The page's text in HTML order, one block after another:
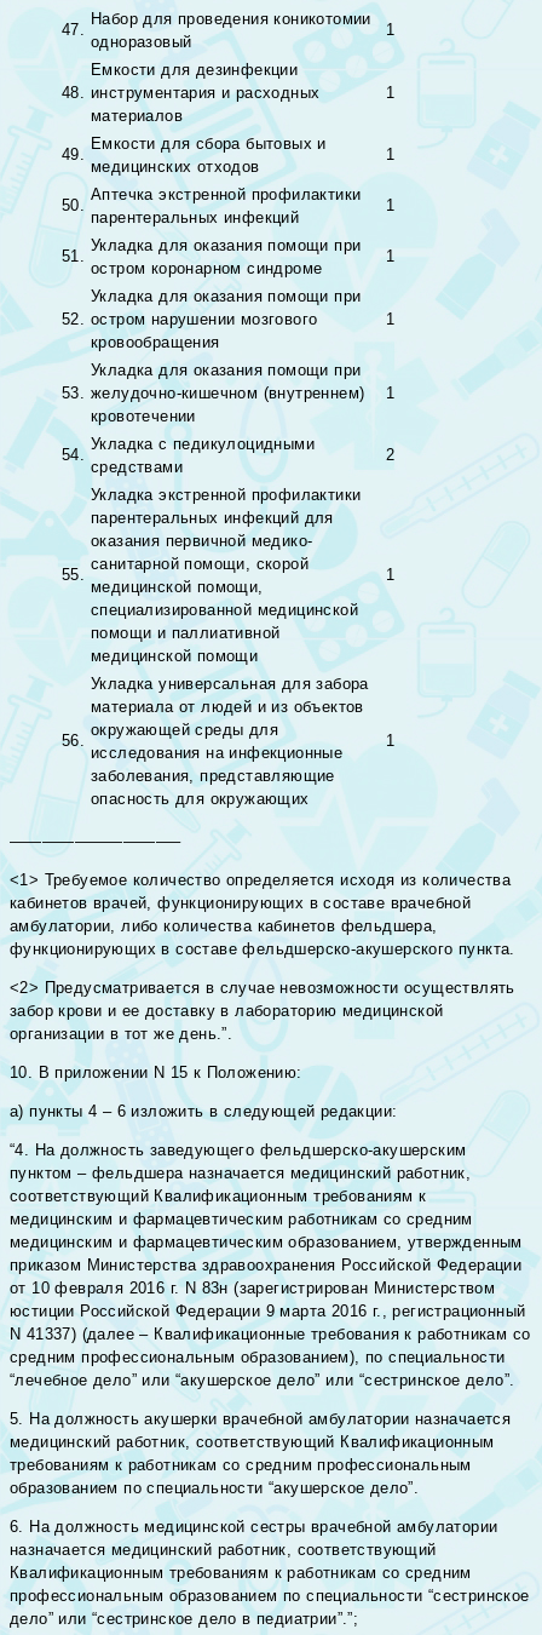
47.
Набор для проведения коникотомии
одноразовый
1
48.
Емкости для дезинфекции
инструментария и расходных
материалов
1
49.
Емкости для сбора бытовых и
медицинских отходов
1
50.
Аптечка экстренной профилактики
парентеральных инфекций
1
51.
Укладка для оказания помощи при
остром коронарном синдроме
1
52.
Укладка для оказания помощи при
остром нарушении мозгового
кровообращения
1
53.
Укладка для оказания помощи при
желудочно-кишечном (внутреннем)
кровотечении
1
54.
Укладка с педикулоцидными
средствами
2
55.
Укладка экстренной профилактики
парентеральных инфекций для
оказания первичной медико-
санитарной помощи, скорой
медицинской помощи,
специализированной медицинской
помощи и паллиативной
медицинской помощи
1
56.
Укладка универсальная для забора
материала от людей и из объектов
окружающей среды для
исследования на инфекционные
заболевания, представляющие
опасность для окружающих
1
——————————–
<1> Требуемое количество определяется исходя из количества
кабинетов врачей, функционирующих в составе врачебной
амбулатории, либо количества кабинетов фельдшера,
функционирующих в составе фельдшерско-акушерского пункта.
<2> Предусматривается в случае невозможности осуществлять
забор крови и ее доставку в лабораторию медицинской
организации в тот же день.”.
10. В приложении N 15 к Положению:
а) пункты 4 – 6 изложить в следующей редакции:
“4. На должность заведующего фельдшерско-акушерским
пунктом – фельдшера назначается медицинский работник,
соответствующий Квалификационным требованиям к
медицинским и фармацевтическим работникам со средним
медицинским и фармацевтическим образованием, утвержденным
приказом Министерства здравоохранения Российской Федерации
от 10 февраля 2016 г. N 83н (зарегистрирован Министерством
юстиции Российской Федерации 9 марта 2016 г., регистрационный
N 41337) (далее – Квалификационные требования к работникам со
средним профессиональным образованием), по специальности
“лечебное дело” или “акушерское дело” или “сестринское дело”.
5. На должность акушерки врачебной амбулатории назначается
медицинский работник, соответствующий Квалификационным
требованиям к работникам со средним профессиональным
образованием по специальности “акушерское дело”.
6. На должность медицинской сестры врачебной амбулатории
назначается медицинский работник, соответствующий
Квалификационным требованиям к работникам со средним
профессиональным образованием по специальности “сестринское
дело” или “сестринское дело в педиатрии”.”;